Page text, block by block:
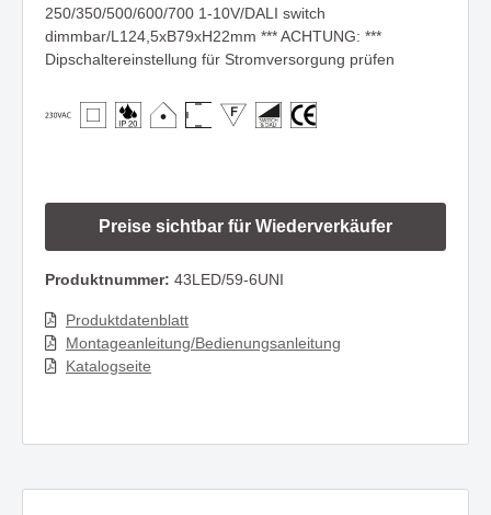
250/350/500/600/700 1-10V/DALI switch
dimmbar/L124,5xB79xH22mm *** ACHTUNG: ***
Dipschaltereinstellung für Stromversorgung prüfen
Preise sichtbar für Wiederverkäufer
Produktnummer: 43LED/59-6UNI
Produktdatenblatt
Montageanleitung/Bedienungsanleitung
Katalogseite